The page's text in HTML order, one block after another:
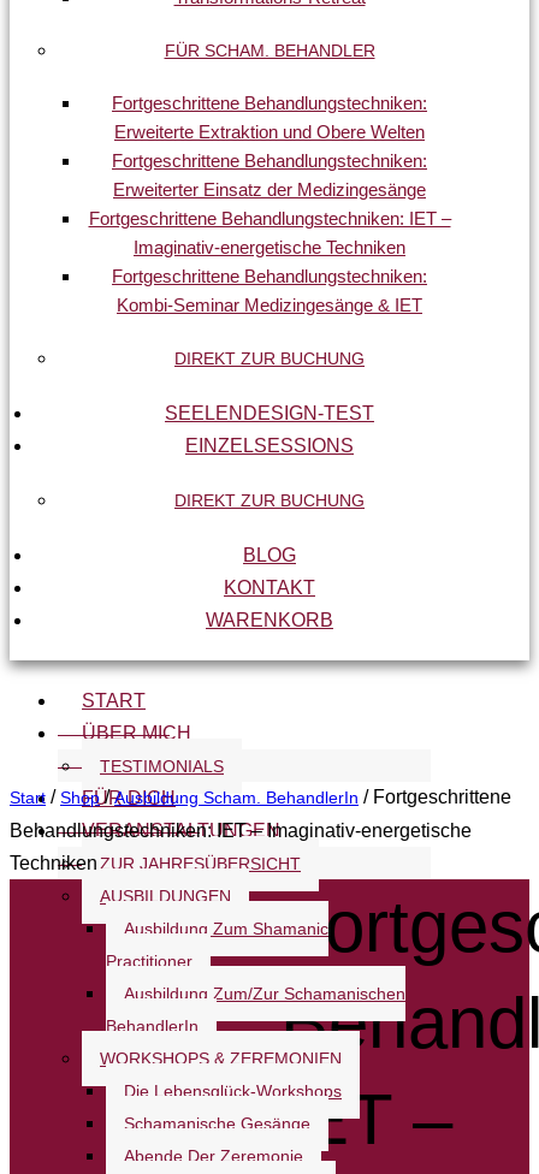
FÜR SCHAM. BEHANDLER
Fortgeschrittene Behandlungstechniken:
Erweiterte Extraktion und Obere Welten
Fortgeschrittene Behandlungstechniken:
Erweiterter Einsatz der Medizingesänge
Fortgeschrittene Behandlungstechniken: IET –
Imaginativ-energetische Techniken
Fortgeschrittene Behandlungstechniken:
Kombi-Seminar Medizingesänge & IET
DIREKT ZUR BUCHUNG
SEELENDESIGN-TEST
EINZELSESSIONS
DIREKT ZUR BUCHUNG
BLOG
KONTAKT
WARENKORB
START
ÜBER MICH
TESTIMONIALS
FÜR DICH
VERANSTALTUNGEN
ZUR JAHRESÜBERSICHT
AUSBILDUNGEN
Ausbildung Zum Shamanic
Practitioner
Ausbildung Zum/zur Schamanischen
BehandlerIn
WORKSHOPS & ZEREMONIEN
Die Lebensglück-Workshops
Schamanische Gesänge
Abende Der Zeremonie
Start /Shop/Ausbildung Scham. BehandlerIn / Fortgeschrittene
Behandlungstechniken: IET – Imaginativ-energetische
Techniken
IET –